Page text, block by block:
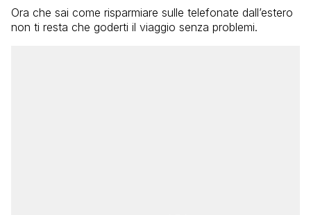
Ora che sai come risparmiare sulle telefonate dall’estero
non ti resta che goderti il viaggio senza problemi.